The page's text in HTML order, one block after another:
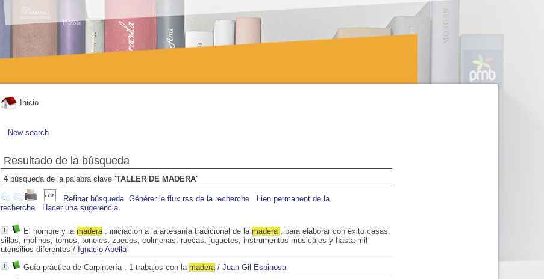
Inicio
New search
Resultado de la búsqueda
4búsqueda de la palabra clave 'TALLER DE MADERA'
Refinar búsqueda Générer le flux rss de la recherche
Lien permanent de la
recherche
Hacer una sugerencia
El hombre y la madera: iniciación a la artesanía tradicional de la madera , para elaborar con éxito casas,
sillas, molinos, tornos, toneles, zuecos, colmenas, ruecas, juguetes, instrumentos musicales y hasta mil
utensilios diferentes / Ignacio Abella
Guía práctica de Carpintería: 1 trabajos con la madera/ Juan Gil Espinosa